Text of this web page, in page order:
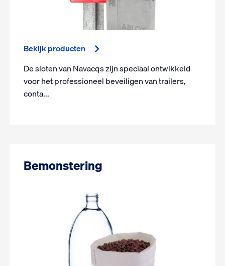
Bekijk producten
De sloten van Navacqs zijn speciaal ontwikkeld
voor het professioneel beveiligen van trailers,
conta...
Bemonstering